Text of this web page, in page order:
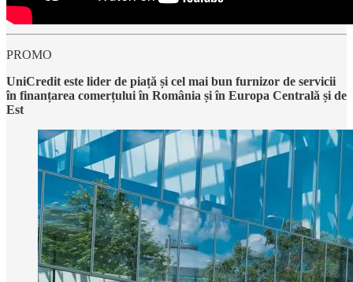
PROMO
UniCredit este lider de piață și cel mai bun furnizor de servicii
în finanțarea comerțului în România și în Europa Centrală și de
Est